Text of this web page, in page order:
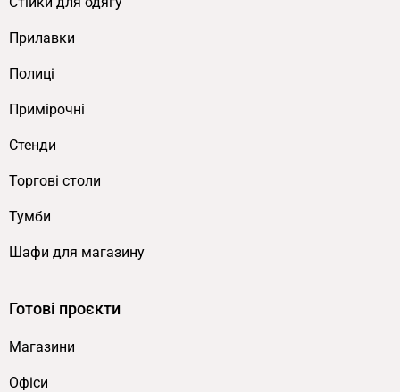
Прилавки
Полиці
Примірочні
Стенди
Торгові столи
Тумби
Шафи для магазину
Готові проєкти
Магазини
Офіси